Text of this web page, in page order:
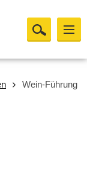
Wein-Führung